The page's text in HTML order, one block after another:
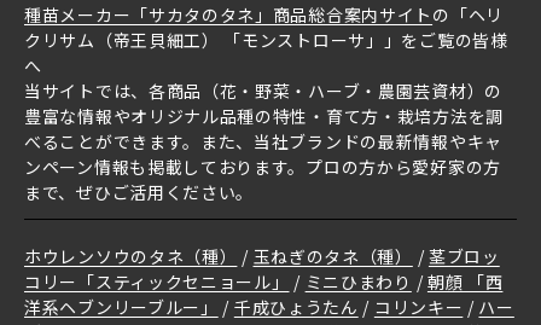
種苗メーカー「サカタのタネ」商品総合案内サイト の「ヘリ
クリサム（帝王貝細工） 「モンストローサ」」をご覧の皆様
へ
当サイトでは、各商品（花・野菜・ハーブ・農園芸資材）の
豊富な情報やオリジナル品種の特性・育て方・栽培方法を調
べることができます。また、当社ブランドの最新情報やキャ
ンペーン情報も掲載しております。プロの方から愛好家の方
まで、ぜひご活用ください。
ホウレンソウのタネ（種） 玉ねぎのタネ（種）
茎ブロッ
コリー「スティックセニョール」
ミニひまわり
朝顔 「西
洋系ヘブンリーブルー」
千成ひょうたん コリンキー
ハー